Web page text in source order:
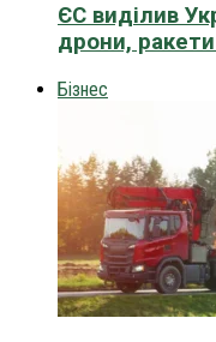
ЄС виділив
дрони,
Бізнес